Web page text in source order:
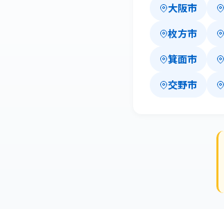
大阪市
枚方市
箕面市
交野市